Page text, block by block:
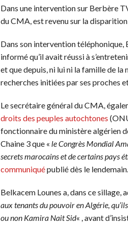
Dans une intervention sur Berbère
du CMA, est revenu sur la
Dans son intervention téléphonique,
informé qu’il avait réussi à
et que depuis, ni lui ni la famille de la
recherches initiées par ses proches
Le secrétaire général du CMA,
droits des peuples autochtones
fonctionnaire du ministère algérien
Chaine 3 que « le Congrès Mondial
secrets marocains et de certains pays
communiquépublié dès le lendemain.
Belkacem Lounes a, dans ce sillage,
aux tenants du pouvoir en Algérie,
ou non Kamira Nait Sid« , avant